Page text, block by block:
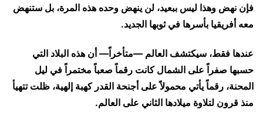
فإن نهض وهذا ليس ببعيد، لن ينهض وحده هذه المرة، بل ستنهض
معه أفريقيا بأسرها في ثوبها الجديد.
عندها فقط، سيكتشف العالم —متأخراً— أن هذه البلاد التي
حسبها صفراً على الشمال كانت رقماً صعباً مختمراً في ليل
المحنة، رقماً يأتي محمولاً على أجنحة القدر كهبة إلهية، ظلت تتهيأ
منذ قرون لتلاوة ميلادها الثاني على العالم.